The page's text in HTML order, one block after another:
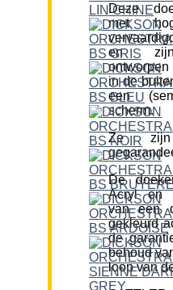
Deze
met
en zijn
in de
een
scherm.
Ze
De
Acryl en
van een
gekleurd
de
behoud
loop van